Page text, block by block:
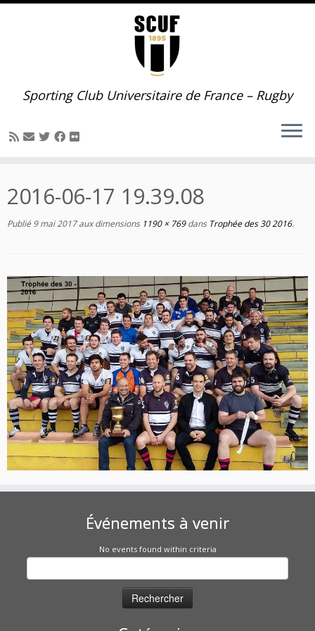
Passer
Sporting Club Universitaire de France – Rugby
2016-06-17 19.39.08
Publié 9 mai 2017aux dimensions1190 × 769dansTrophée des 30 2016.
Événements à venir
No events found within criteria